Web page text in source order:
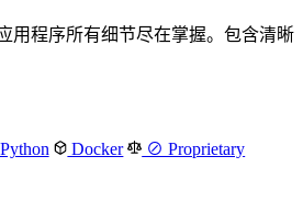
用程序所有细节尽在掌握。包含清晰
Docker ⊘ Proprietary